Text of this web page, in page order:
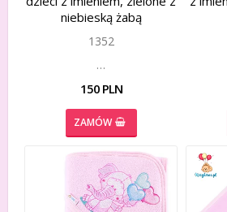
niebieską żabą
1352
…
150 PLN
ZAMÓW